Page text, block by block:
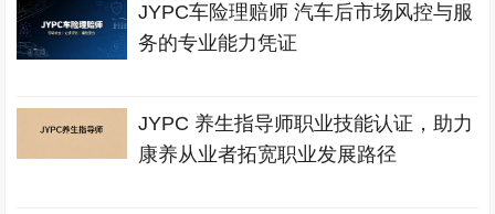
JYPC车险理赔师 汽车后市场风控与服
务的专业能力凭证
JYPC 养生指导师职业技能认证，助力
康养从业者拓宽职业发展路径